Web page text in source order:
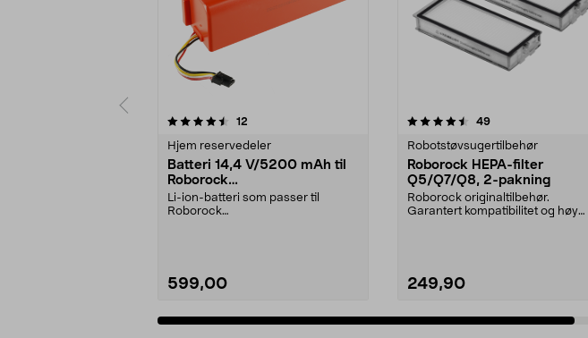
12
Hjem reservedeler
Batteri 14,4 V/5200 mAh til
Roborock
S5/S6/S7/S8/Q7/E4/E5
Li-ion-batteri som passer til
Roborock
599,00
4.5 av 5 stjerner 49anmeldelser
Robotstøvsugertilbehør
Roborock HEPA-filter
Q5/Q7/Q8, 2-pakning
Roborock originaltilbehør.
Garantert kompatibilitet og høy
249,90
3.0 av 5 stjerner